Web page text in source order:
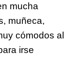
mucha
muñeca,
cómodos al
irse